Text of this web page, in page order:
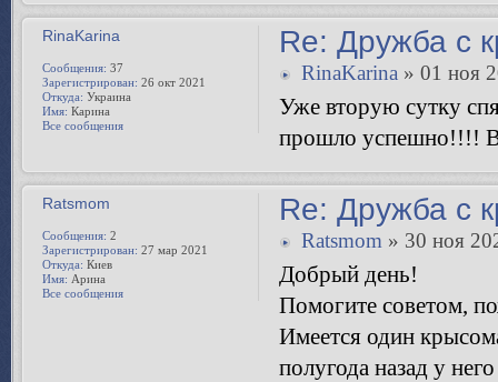
Re: Дружба с
RinaKarina » 01 ноя
Уже вторую сутку
прошло успешно!!!!
RinaKarina
Сообщения: 37
Зарегистрирован: 26 окт 2021
Откуда: Украина
Имя: Карина
Все сообщения
Re: Дружба с
Ratsmom » 30 ноя
Добрый день!
Помогите советом,
Имеется один
полугода назад у
Ratsmom
Сообщения: 2
Зарегистрирован: 27 мар 2021
Откуда: Киев
Имя: Арина
Все сообщения